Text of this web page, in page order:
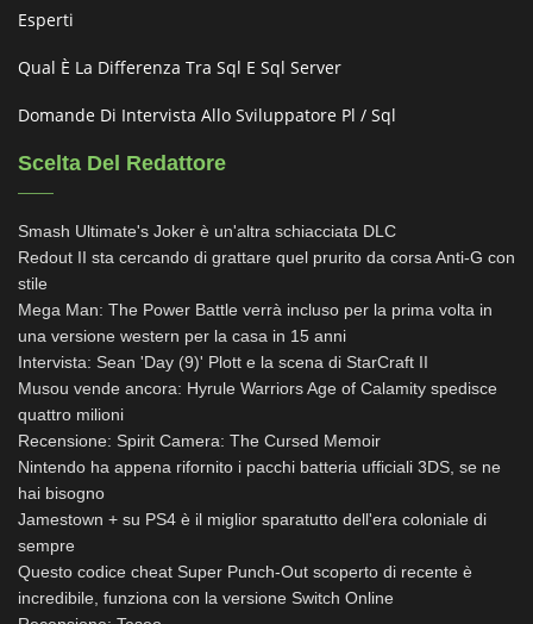
Esperti
Qual È La Differenza Tra Sql E Sql Server
Domande Di Intervista Allo Sviluppatore Pl / Sql
Scelta Del Redattore
Smash Ultimate's Joker è un'altra schiacciata DLC
Redout II sta cercando di grattare quel prurito da corsa Anti-G con
stile
Mega Man: The Power Battle verrà incluso per la prima volta in
una versione western per la casa in 15 anni
Intervista: Sean 'Day (9)' Plott e la scena di StarCraft II
Musou vende ancora: Hyrule Warriors Age of Calamity spedisce
quattro milioni
Recensione: Spirit Camera: The Cursed Memoir
Nintendo ha appena rifornito i pacchi batteria ufficiali 3DS, se ne
hai bisogno
Jamestown + su PS4 è il miglior sparatutto dell'era coloniale di
sempre
Questo codice cheat Super Punch-Out scoperto di recente è
incredibile, funziona con la versione Switch Online